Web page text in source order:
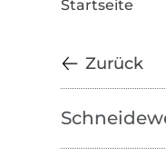
Startseite
Zurück